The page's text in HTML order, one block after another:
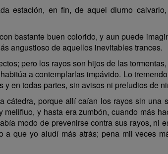
estación, en fin, de aquel diurno
bastante buen colorido, y aun puede
angustioso de aquellos inevitables trances.
pero los rayos son hijos de las
a contemplarlas impávido. Lo
en todas partes, sin avisos ni preludios de
cátedra, porque allí caían los rayos sin
y hasta era zumbón, cuando más
modo de prevenirse contra sus rayos, ni
que yo aludí más atrás; pena mil veces